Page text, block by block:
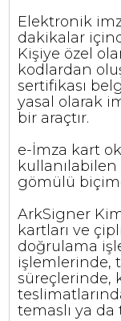
Elektronik
dakikalar
Kişiye özel
kodlardan
sertifikası
yasal olarak
bir araçtır.
e-İmza kart
gömülü
ArkSigner
kartları ve
doğrulama
işlemlerinde,
süreçlerinde,
temaslı ya da